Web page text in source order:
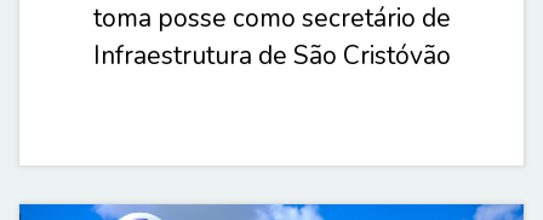
toma posse como secretário de
Infraestrutura de São Cristóvão